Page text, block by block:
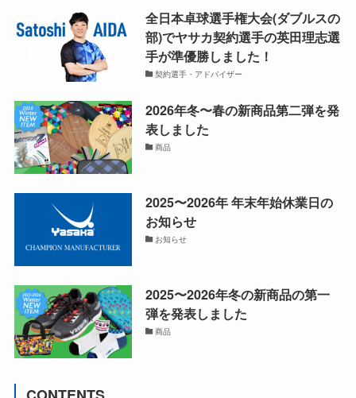
全日本卓球選手権大会(ダブルスの
部)でヤサカ契約選手の英田理志選
手が準優勝しました！
契約選手・アドバイザー
2026年冬〜春の新商品第二弾を発
表しました
商品
2025〜2026年 年末年始休業日の
お知らせ
お知らせ
2025〜2026年冬の新商品の第一
弾を発表しました
商品